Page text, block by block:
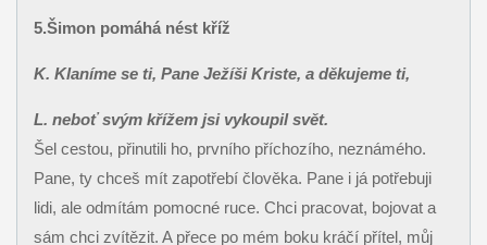
5.Šimon pomáhá nést kříž
K. Klaníme se ti, Pane Ježíši Kriste, a děkujeme ti,
L. neboť svým křížem jsi vykoupil svět.
Šel cestou, přinutili ho, prvního příchozího, neznámého.
Pane, ty chceš mít zapotřebí člověka. Pane i já potřebuji
lidi, ale odmítám pomocné ruce. Chci pracovat, bojovat a
sám chci zvítězit. A přece po mém boku kráčí přítel, můj